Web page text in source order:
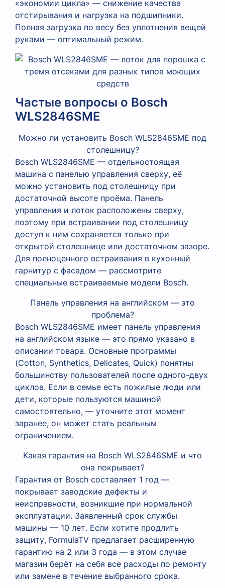
«экономии цикла» — снижение качества
отстирывания и нагрузка на подшипники.
Полная загрузка по весу без уплотнения вещей
руками — оптимальный режим.
Частые вопросы о Bosch
WLS2846SME
Можно ли установить Bosch WLS2846SME под
столешницу?
Bosch WLS2846SME — отдельностоящая
машина с панелью управления сверху, её
можно установить под столешницу при
достаточной высоте проёма. Панель
управления и лоток расположены сверху,
поэтому при встраивании под столешницу
доступ к ним сохраняется только при
открытой столешнице или достаточном зазоре.
Для полноценного встраивания в кухонный
гарнитур с фасадом — рассмотрите
специальные встраиваемые модели Bosch.
Панель управления на английском — это
проблема?
Bosch WLS2846SME имеет панель управления
на английском языке — это прямо указано в
описании товара. Основные программы
(Cotton, Synthetics, Delicates, Quick) понятны
большинству пользователей после одного-двух
циклов. Если в семье есть пожилые люди или
дети, которые пользуются машиной
самостоятельно, — уточните этот момент
заранее, он может стать реальным
ограничением.
Какая гарантия на Bosch WLS2846SME и что
она покрывает?
Гарантия от Bosch составляет 1 год —
покрывает заводские дефекты и
неисправности, возникшие при нормальной
эксплуатации. Заявленный срок службы
машины — 10 лет. Если хотите продлить
защиту, FormulaTV предлагает расширенную
гарантию на 2 или 3 года — в этом случае
магазин берёт на себя все расходы по ремонту
или замене в течение выбранного срока.